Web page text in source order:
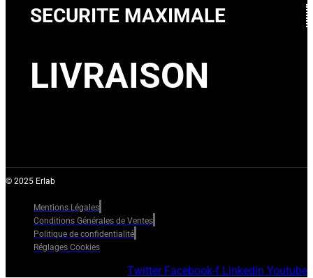
SECURITE MAXIMALE
LIVRAISON
© 2025 Erlab
Mentions Légales
Conditions Générales de Ventes
Politique de confidentialité
Réglages Cookies
Twitter Facebook-f Linkedin Youtube